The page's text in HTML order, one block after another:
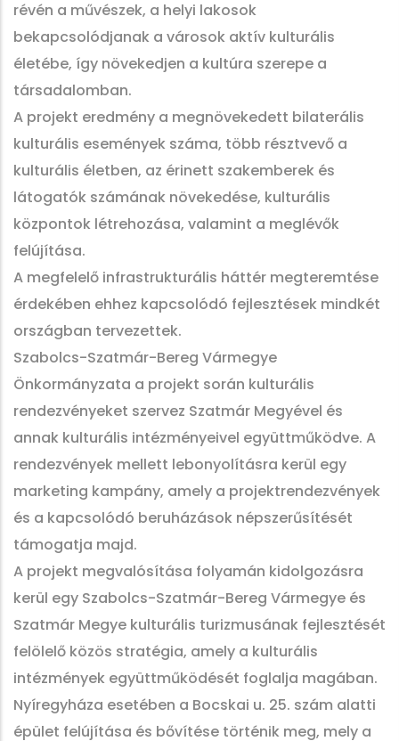
révén a művészek, a helyi lakosok
bekapcsolódjanak a városok aktív kulturális
életébe, így növekedjen a kultúra szerepe a
társadalomban.
A projekt eredmény a megnövekedett bilaterális
kulturális események száma, több résztvevő a
kulturális életben, az érinett szakemberek és
látogatók számának növekedése, kulturális
központok létrehozása, valamint a meglévők
felújítása.
A megfelelő infrastrukturális háttér megteremtése
érdekében ehhez kapcsolódó fejlesztések mindkét
országban tervezettek.
Szabolcs-Szatmár-Bereg Vármegye
Önkormányzata a projekt során kulturális
rendezvényeket szervez Szatmár Megyével és
annak kulturális intézményeivel együttműködve. A
rendezvények mellett lebonyolításra kerül egy
marketing kampány, amely a projektrendezvények
és a kapcsolódó beruházások népszerűsítését
támogatja majd.
A projekt megvalósítása folyamán kidolgozásra
kerül egy Szabolcs-Szatmár-Bereg Vármegye és
Szatmár Megye kulturális turizmusának fejlesztését
felölelő közös stratégia, amely a kulturális
intézmények együttműködését foglalja magában.
Nyíregyháza esetében a Bocskai u. 25. szám alatti
épület felújítása és bővítése történik meg, mely a